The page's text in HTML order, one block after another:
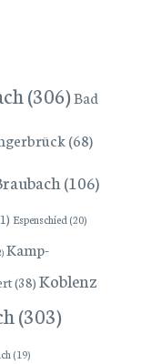
(306)Bad
(68)
(106)
Espenschied (20)
Kamp-
(38) Koblenz
(303)
(19)